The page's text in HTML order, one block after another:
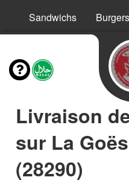
Sandwichs Burgers
Livraison
sur La
(28290)